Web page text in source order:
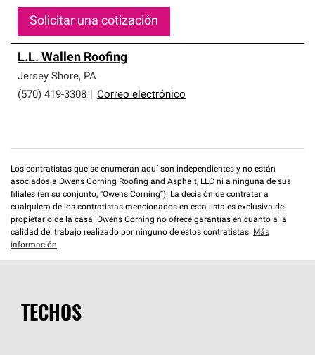
Solicitar una cotización
L.L. Wallen Roofing
Jersey Shore, PA
(570) 419-3308
Correo electrónico
Los contratistas que se enumeran aquí son independientes y no están
asociados a Owens Corning Roofing and Asphalt, LLC ni a ninguna de sus
filiales (en su conjunto, “Owens Corning”). La decisión de contratar a
cualquiera de los contratistas mencionados en esta lista es exclusiva del
propietario de la casa. Owens Corning no ofrece garantías en cuanto a la
calidad del trabajo realizado por ninguno de estos contratistas. Más
información
TECHOS